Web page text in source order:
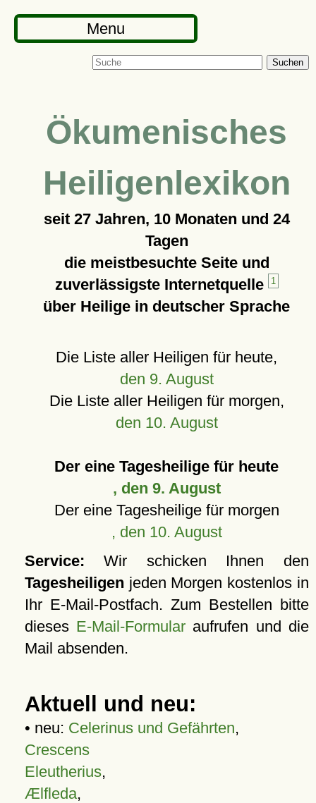
Menu
Suchen
Ökumenisches
Heiligenlexikon
seit 27 Jahren, 10 Monaten und 24
Tagen
die meistbesuchte Seite und
zuverlässigste Internetquelle
1
über Heilige in deutscher Sprache
Die Liste aller Heiligen für heute,
den 9. August
Die Liste aller Heiligen für morgen,
den 10. August
Der eine Tagesheilige für heute
, den 9. August
Der eine Tagesheilige für morgen
, den 10. August
Service: Wir schicken Ihnen den
Tagesheiligen jeden Morgen kostenlos in
Ihr E-Mail-Postfach. Zum Bestellen bitte
dieses E-Mail-Formular aufrufen und die
Mail absenden.
Aktuell und neu:
• neu: Celerinus und Gefährten,
Crescens
Eleutherius,
Ælfleda,